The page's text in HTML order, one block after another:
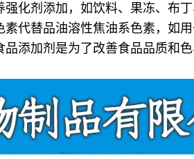
化剂添加，如饮料、果冻、布
代替品油溶性焦油系色素，如
添加剂是为了改善食品品质和